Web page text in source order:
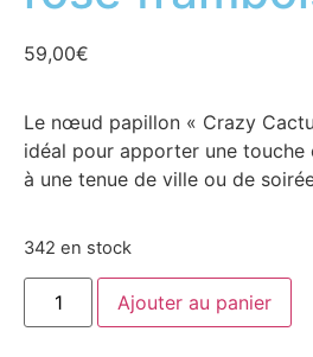
59,00€
Le nœud papillon « Crazy
idéal pour apporter une touche
à une tenue de ville ou de
342 en stock
Ajouter au panier